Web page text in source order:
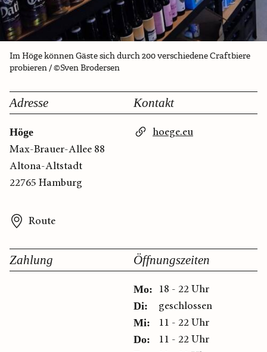
Im Höge können Gäste sich durch 200 verschiedene Craftbiere
probieren / ©Sven Brodersen
Adresse
Höge
Max-Brauer-Allee 88
Altona-Altstadt
22765 Hamburg
Route
Kontakt
hoege.eu
Zahlung Öffnungszeiten
Mo: 18 - 22 Uhr
Di: geschlossen
Mi: 11 - 22 Uhr
Do: 11 - 22 Uhr